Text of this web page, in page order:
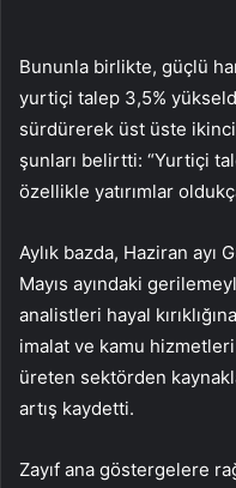
Bununla birlikte, güçlü
yurtiçi talep 3,5%
sürdürerek üst üste
şunları belirtti: “Yurtiçi
özellikle yatırımlar
Aylık bazda, Haziran ayı
Mayıs ayındaki
analistleri hayal
imalat ve kamu
üreten sektörden
artış kaydetti.
Zayıf ana göstergelere